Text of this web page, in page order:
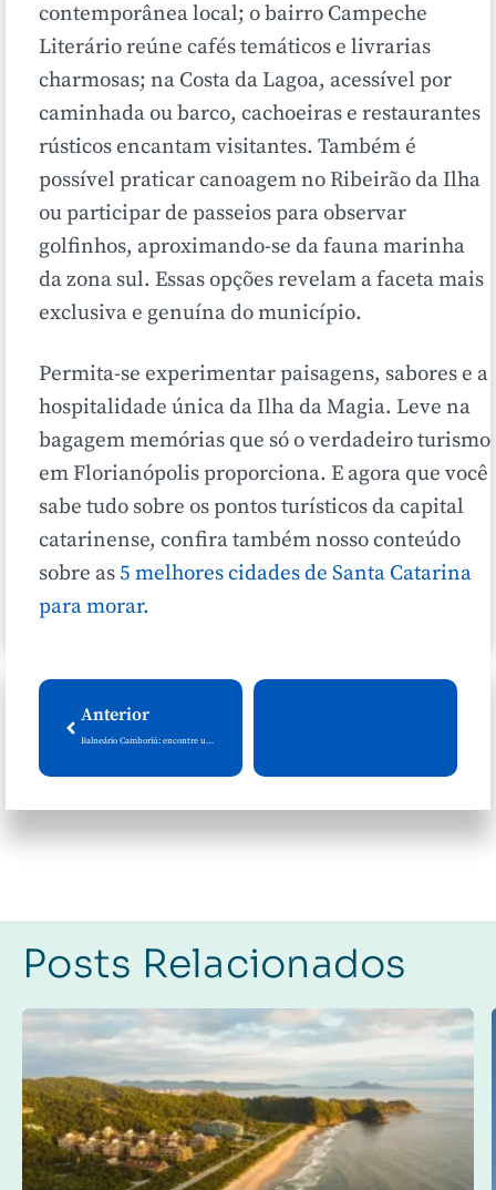
contemporânea local; o bairro Campeche
Literário reúne cafés temáticos e livrarias
charmosas; na Costa da Lagoa, acessível por
caminhada ou barco, cachoeiras e restaurantes
rústicos encantam visitantes. Também é
possível praticar canoagem no Ribeirão da Ilha
ou participar de passeios para observar
golfinhos, aproximando-se da fauna marinha
da zona sul. Essas opções revelam a faceta mais
exclusiva e genuína do município.
Permita-se experimentar paisagens, sabores e a
hospitalidade única da Ilha da Magia. Leve na
bagagem memórias que só o verdadeiro turismo
em Florianópolis proporciona. E agora que você
sabe tudo sobre os pontos turísticos da capital
catarinense, confira também nosso conteúdo
sobre as5 melhores cidades de Santa Catarina
para morar.
Anterior
Balneário Camboriú: encontre um bairro para chamar de seu
Posts Relacionados